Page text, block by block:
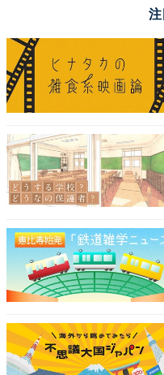
園や児童遊園地、ボー
といえそうです。
回答者コメント
「桜の本数が多く、
に染まるほど美しい
あり、子どもと一緒
を散歩するだけでも
ぴったりの場所だと思
道）
「埼玉県内で有名な
性／宮城県）
注